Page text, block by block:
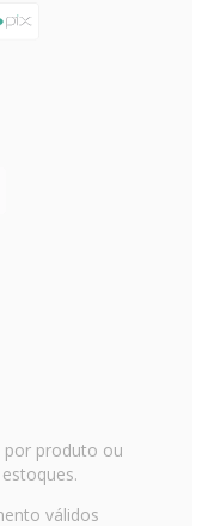
por produto ou
válidos